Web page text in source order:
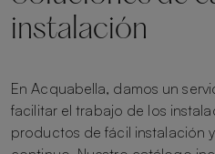
instalación
En Acquabella, damos un
facilitar el trabajo de los
productos de fácil instalación